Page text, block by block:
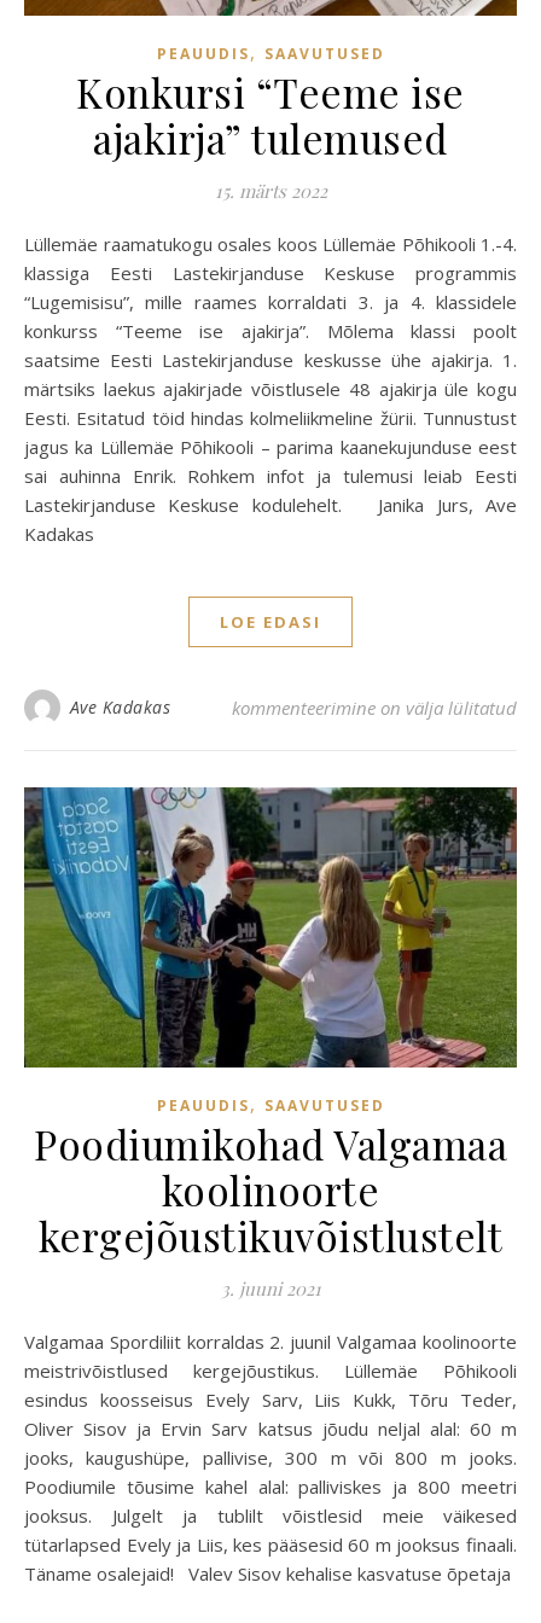
PEAUUDIS, SAAVUTUSED
Konkursi “Teeme ise
ajakirja” tulemused
15. märts 2022
Lüllemäe raamatukogu osales koos Lüllemäe Põhikooli 1.-4.
klassiga Eesti Lastekirjanduse Keskuse programmis
“Lugemisisu”, mille raames korraldati 3. ja 4. klassidele
konkurss “Teeme ise ajakirja”. Mõlema klassi poolt
saatsime Eesti Lastekirjanduse keskusse ühe ajakirja. 1.
märtsiks laekus ajakirjade võistlusele 48 ajakirja üle kogu
Eesti. Esitatud töid hindas kolmeliikmeline žürii. Tunnustust
jagus ka Lüllemäe Põhikooli – parima kaanekujunduse eest
sai auhinna Enrik. Rohkem infot ja tulemusi leiab Eesti
Lastekirjanduse Keskuse kodulehelt. Janika Jurs, Ave
Kadakas
LOE EDASI
Ave Kadakas Konkursi “Teeme ise ajakirja”
kommenteerimine on välja lülitatud
PEAUUDIS, SAAVUTUSED
Poodiumikohad Valgamaa
koolinoorte
kergejõustikuvõistlustelt
3. juuni 2021
Valgamaa Spordiliit korraldas 2. juunil Valgamaa koolinoorte
meistrivõistlused kergejõustikus. Lüllemäe Põhikooli
esindus koosseisus Evely Sarv, Liis Kukk, Tõru Teder,
Oliver Sisov ja Ervin Sarv katsus jõudu neljal alal: 60 m
jooks, kaugushüpe, pallivise, 300 m või 800 m jooks.
Poodiumile tõusime kahel alal: palliviskes ja 800 meetri
jooksus. Julgelt ja tublilt võistlesid meie väikesed
tütarlapsed Evely ja Liis, kes pääsesid 60 m jooksus finaali.
Täname osalejaid! Valev Sisov kehalise kasvatuse õpetaja